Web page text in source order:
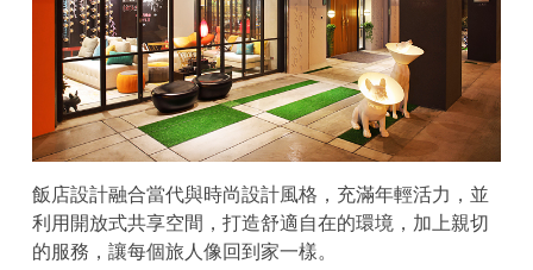
飯店設計融合當代與時尚設計風格，充滿年輕活力，並
利用開放式共享空間，打造舒適自在的環境，加上親切
的服務，讓每個旅人像回到家一樣。